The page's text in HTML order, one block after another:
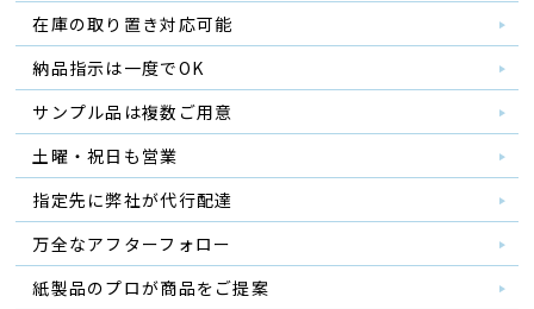
在庫の取り置き対応可能
納品指示は一度でOK
サンプル品は複数ご用意
土曜・祝日も営業
指定先に弊社が代行配達
万全なアフターフォロー
紙製品のプロが商品をご提案